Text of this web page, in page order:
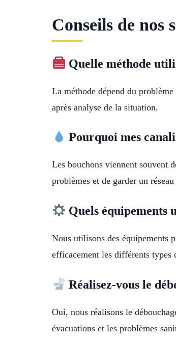
Conseils de nos
Quelle méthode
La méthode dépend du
après analyse de la situation.
Pourquoi mes
Les bouchons viennent souvent
problèmes et de garder un
Quels équipements
Nous utilisons des équipements
efficacement les différents types
Réalisez-vous le
Oui, nous réalisons le
évacuations et les problèmes